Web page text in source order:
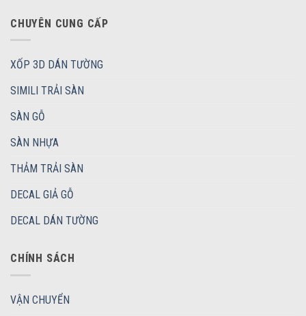
CHUYÊN CUNG CẤP
XỐP 3D DÁN TƯỜNG
SIMILI TRẢI SÀN
SÀN GỖ
SÀN NHỰA
THẢM TRẢI SÀN
DECAL GIẢ GỖ
DECAL DÁN TƯỜNG
CHÍNH SÁCH
VẬN CHUYỂN